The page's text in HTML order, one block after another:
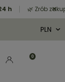
🌿 Zrób zakupy
×